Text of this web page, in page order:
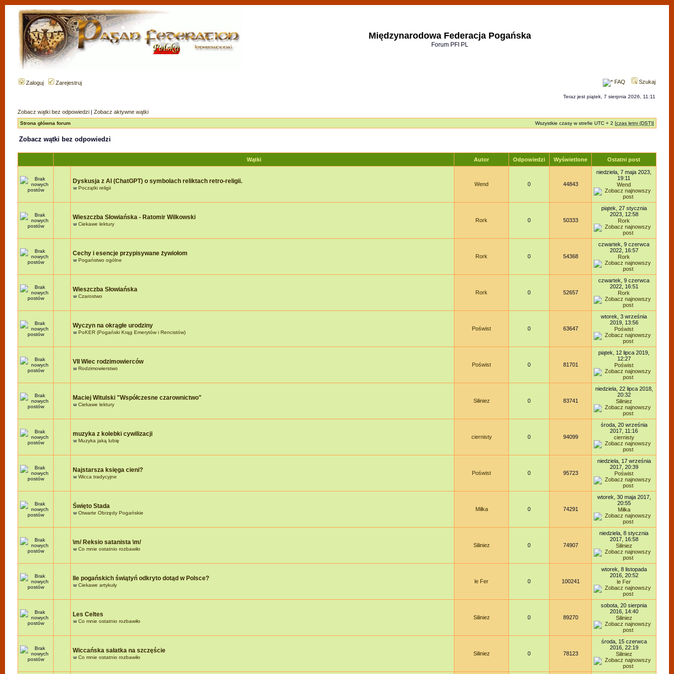
Międzynarodowa Federacja Pogańska
Forum PFI PL
Zaloguj Zarejestruj FAQ Szukaj
Teraz jest piątek, 7 sierpnia 2026, 11:11
Zobacz wątki bez odpowiedzi | Zobacz aktywne wątki
Strona główna forum Wszystkie czasy w strefie UTC + 2 [czas letni (DST)]
Zobacz wątki bez odpowiedzi
Wątki Autor Odpowiedzi Wyświetlone Ostatni post
Dyskusja z AI (ChatGPT) o symbolach reliktach retro-religii.
wPoczątki religii
Wend 0 44843
niedziela, 7 maja 2023,
19:11
Wend
Wieszczba Słowiańska - Ratomir Wilkowski
wCiekawe lektury
Rork 0 50333
piątek, 27 stycznia
2023, 12:58
Rork
Cechy i esencje przypisywane żywiołom
wPogaństwo ogólne
Rork 0 54368
czwartek, 9 czerwca
2022, 16:57
Rork
Wieszczba Słowiańska
wCzarostwo
Rork 0 52657
czwartek, 9 czerwca
2022, 16:51
Rork
Wyczyn na okrągłe urodziny
wPoKER (Pogański Krąg Emerytów i Rencistów)
Poświst 0 63647
wtorek, 3 września
2019, 13:56
Poświst
VII Wiec rodzimowierców
wRodzimowierstwo
Poświst 0 81701
piątek, 12 lipca 2019,
12:27
Poświst
Maciej Witulski "Współczesne czarownictwo"
wCiekawe lektury
Siliniez 0 83741
niedziela, 22 lipca 2018,
20:32
Siliniez
muzyka z kolebki cywilizacji
wMuzyka jaką lubię
ciernisty 0 94099
środa, 20 września
2017, 11:16
ciernisty
Najstarsza księga cieni?
wWicca tradycyjne
Poświst 0 95723
niedziela, 17 września
2017, 20:39
Poświst
Święto Stada
wOtwarte Obrzędy Pogańskie
Miłka 0 74291
wtorek, 30 maja 2017,
20:55
Miłka
\m/ Reksio satanista \m/
wCo mnie ostatnio rozbawiło
Siliniez 0 74907
niedziela, 8 stycznia
2017, 16:58
Siliniez
Ile pogańskich świątyń odkryto dotąd w Polsce?
wCiekawe artykuły
le Fer 0 100241
wtorek, 8 listopada
2016, 20:52
le Fer
Les Celtes
wCo mnie ostatnio rozbawiło
Siliniez 0 89270
sobota, 20 sierpnia
2016, 14:40
Siliniez
Wiccańska sałatka na szczęście
wCo mnie ostatnio rozbawiło
Siliniez 0 78123
środa, 15 czerwca
2016, 22:19
Siliniez